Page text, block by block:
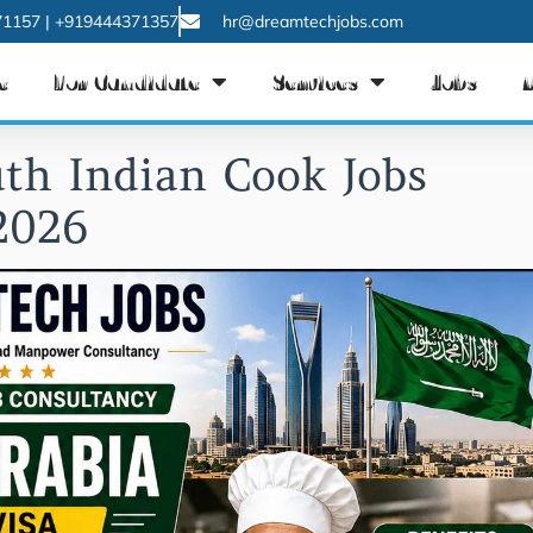
| +919444371357 hr@dreamtechjobs.com
For Candidate Services Jobs
Indian Cook Jobs